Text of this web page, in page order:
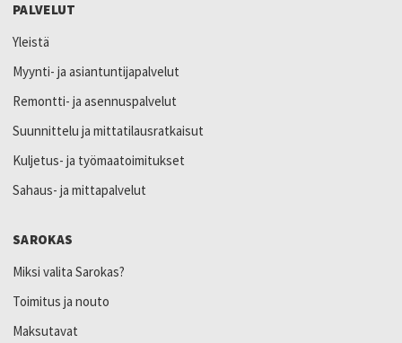
PALVELUT
Yleistä
Myynti- ja asiantuntijapalvelut
Remontti- ja asennuspalvelut
Suunnittelu ja mittatilausratkaisut
Kuljetus- ja työmaatoimitukset
Sahaus- ja mittapalvelut
SAROKAS
Miksi valita Sarokas?
Toimitus ja nouto
Maksutavat